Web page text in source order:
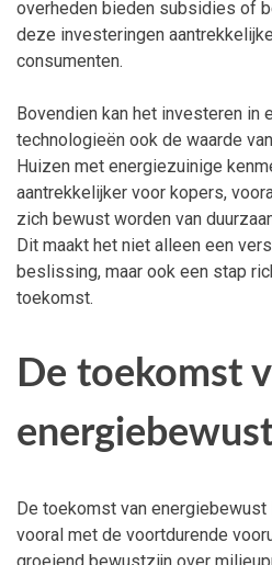
overheden bieden subsidies of
deze investeringen
consumenten.
Bovendien kan het investeren in
technologieën ook de waarde
Huizen met energiezuinige
aantrekkelijker voor kopers,
zich bewust worden van
Dit maakt het niet alleen een
beslissing, maar ook een stap
toekomst.
De toekomst
De toekomst van
vooral met de voortdurende